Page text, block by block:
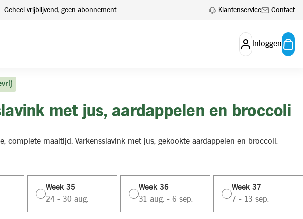
Geheel vrijblijvend, geen abonnement Klantenservice Contact
Inloggen
met jus, aardappelen en broccoli
complete maaltijd: Varkensslavink met jus, gekookte aardappelen en broccoli.
Week 35
24 - 30 aug.
Week 36
31 aug. - 6 sep.
Week 37
7 - 13 sep.